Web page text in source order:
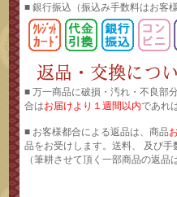
■ 銀行振込 （振込み手数料はお客
■ 万一商品に破損・汚れ・不良部
合はお届けより１週間以内であれ
■ お客様都合による返品は、商品
品をお受けします。送料、 及び
（筆耕させて頂く一部商品の返品